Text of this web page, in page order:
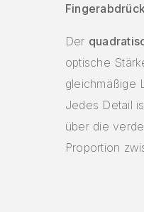
Der
optische
gleichmäßige
Jedes Detail
über die
Proportion